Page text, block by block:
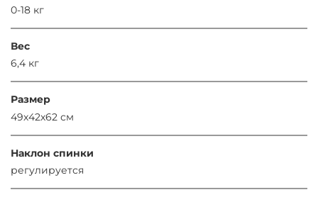
0-18 кг
Вес
6,4 кг
Размер
49х42х62 см
Наклон спинки
регулируется